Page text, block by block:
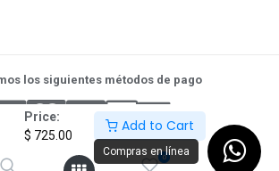
Price:
$ 725.00
Add to Cart
0
los siguientes métodos de pago
Compras en línea